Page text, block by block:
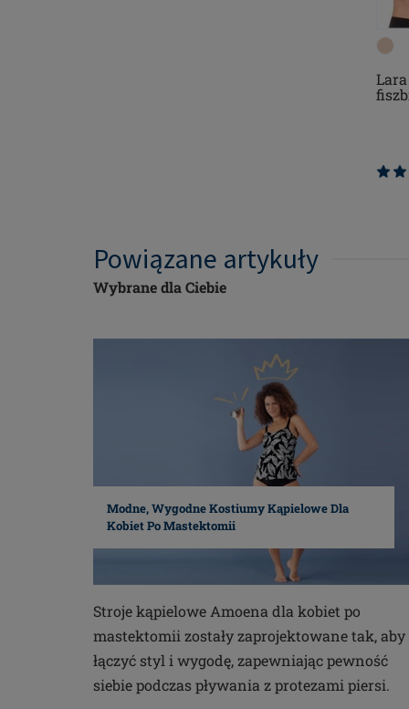
Powiązane artykuły
Wybrane dla Ciebie
Modne, Wygodne Kostiumy Kąpielowe Dla
Kobiet Po Mastektomii
Stroje kąpielowe Amoena dla kobiet po
mastektomii zostały zaprojektowane tak, aby
łączyć styl i wygodę, zapewniając pewność
siebie podczas pływania z protezami piersi.